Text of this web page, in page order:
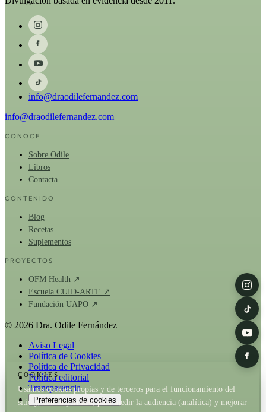
info@draodilefernandez.com
info@draodilefernandez.com
CONOCE
Sobre Odile
Libros
Contacta
CONTENIDO
Blog
Recetas
Suplementos
PROYECTOS
OFM Health ↗
Escuela CUID-ARTE ↗
Fundación UAPO ↗
© 2026 Dra. Odile Fernández
Aviso Legal
Política de Cookies
Política de Privacidad
Política editorial
Transparencia
Preferencias de cookies
COOKIES
Usamos cookies propias y de terceros para el funcionamiento del
sitio y, con tu permiso, para medir la audiencia (analítica) y mejorar